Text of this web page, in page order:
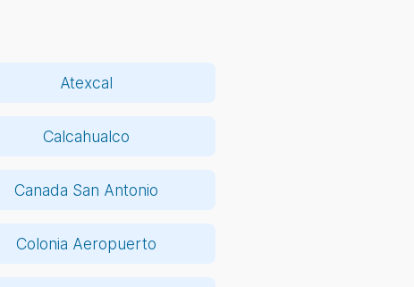
Atexcal
Calcahualco
Canada San Antonio
Colonia Aeropuerto